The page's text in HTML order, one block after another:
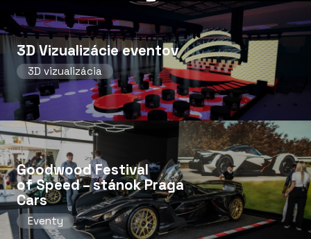
3D Vizualizácie eventov
3D vizualizácia
Goodwood Festival
of Speed ​​– stánok Praga
Cars
Eventy